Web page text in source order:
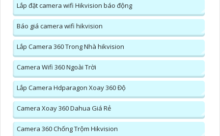
Lắp đặt camera wifi Hikvision báo động
Báo giá camera wifi hikvision
Lắp Camera 360 Trong Nhà hikvision
Camera Wifi 360 Ngoài Trời
Lắp Camera Hdparagon Xoay 360 Độ
Camera Xoay 360 Dahua Giá Rẻ
Camera 360 Chống Trộm Hikvision